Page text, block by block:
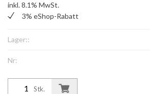
inkl. 8.1% MwSt.
3% eShop-Rabatt
Lager::
Nr:
Stk.